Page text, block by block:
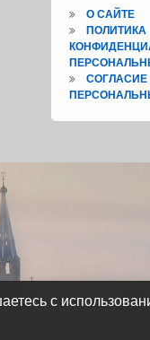
О САЙТЕ
ПОЛИТИКА
СОГЛАСИЕ
с